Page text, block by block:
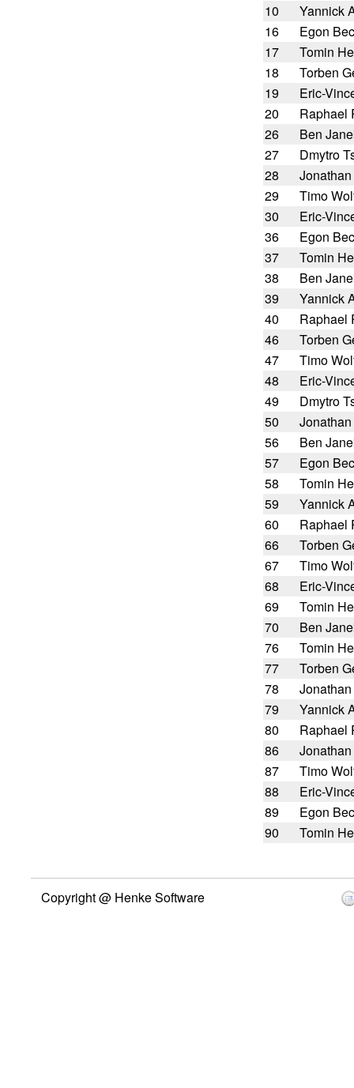
10
Yannick
16
Egon
17
Tomin
18
Torben
19
Eric-
20
Raphael
26
Ben
27
Dmytro
28
29
Timo
30
Eric-
36
Egon
37
Tomin
38
Ben
39
Yannick
40
Raphael
46
Torben
47
Timo
48
Eric-
49
Dmytro
50
56
Ben
57
Egon
58
Tomin
59
Yannick
60
Raphael
66
Torben
67
Timo
68
Eric-
69
Tomin
70
Ben
76
Tomin
77
Torben
78
79
Yannick
80
Raphael
86
87
Timo
88
Eric-
89
Egon
90
Tomin
Copyright @ Henke Software